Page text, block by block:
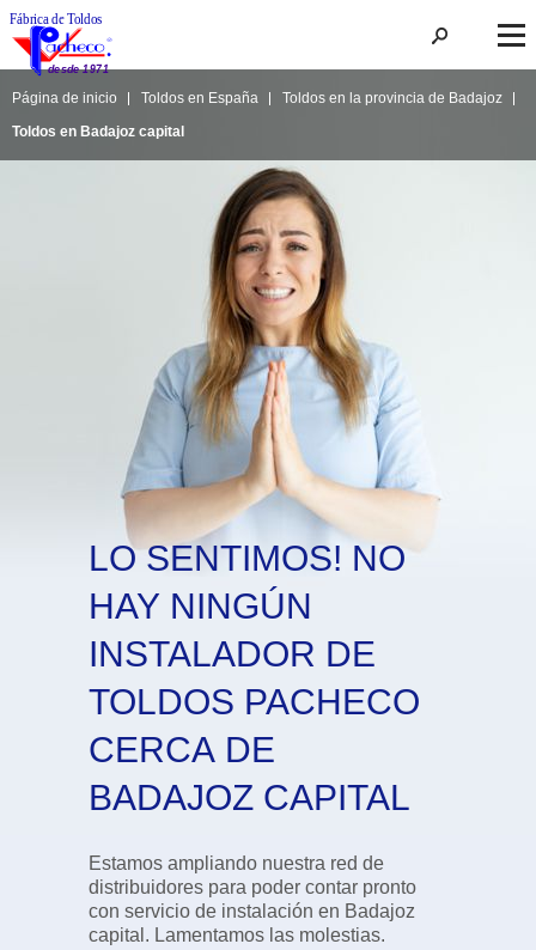
Página de inicio Toldos en España
Toldos en la provincia de Badajoz
Toldos en Badajoz capital
LO SENTIMOS! NO
HAY NINGÚN
INSTALADOR DE
TOLDOS PACHECO
CERCA DE
BADAJOZ CAPITAL
Estamos ampliando nuestra red de
distribuidores para poder contar pronto
con servicio de instalación en Badajoz
capital. Lamentamos las molestias.